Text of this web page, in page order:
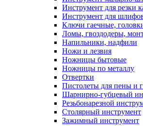
Инструмент для резки
Инструмент для
Ключи гаечные,
Ломы, гвоздодеры,
Напильники, надфили
Ножи и лезвия
Ножницы бытовые
Ножницы по металлу
Отвертки
Пистолеты для пены и
Шарнирно-губцевый
Резьбонарезной
Столярный инструмент
Зажимный инструмент